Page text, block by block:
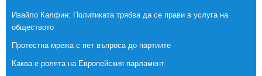
Ивайло Калфин: Политиката трябва да се прави в услуга на
обществото
Протестна мрежа с пет въпроса до партиите
Каква е ролята на Европейския парламент